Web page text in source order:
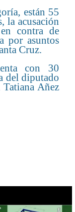
están 55
la acusación
contra de
por asuntos
Cruz.
con 30
del diputado
Añez